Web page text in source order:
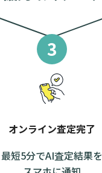
3
オンライン査定完了
最短5分でAI査定結果を